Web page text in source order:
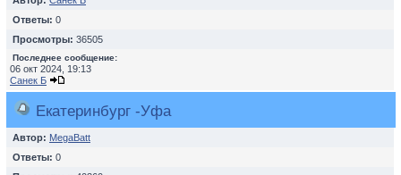
Ответы: 0
Просмотры: 36505
Последнее сообщение:
06 окт 2024, 19:13
Санек Б
Екатеринбург -Уфа
Автор: MegaBatt
Ответы: 0